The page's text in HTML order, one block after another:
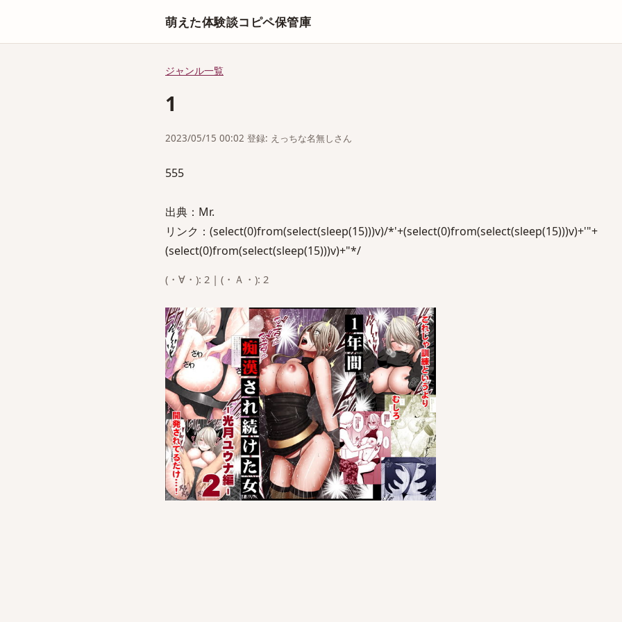
萌えた体験談コピペ保管庫
ジャンル一覧
1
2023/05/15 00:02 登録: えっちな名無しさん
555
出典：Mr.
リンク：(select(0)from(select(sleep(15)))v)/*'+(select(0)from(select(sleep(15)))v)+'"+
(select(0)from(select(sleep(15)))v)+"*/
(・∀・): 2 | (・Ａ・): 2